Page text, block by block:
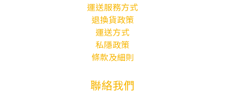
運送服務方式
退換貨政策
運送方式
私隱政策
條款及細則
聯絡我們